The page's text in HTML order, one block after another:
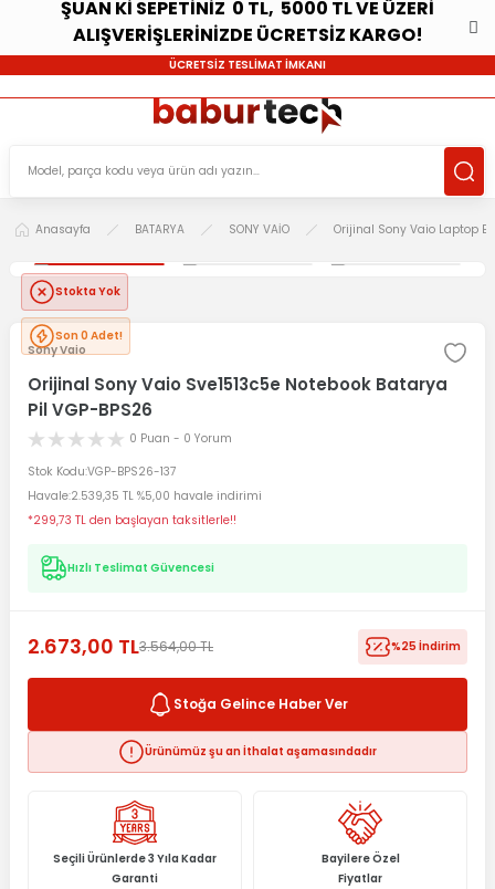
ŞUAN Kİ SEPETİNİZ 0 TL, 5000 TL VE ÜZERİ
ALIŞVERİŞLERİNİZDE ÜCRETSİZ KARGO!
ÜCRETSİZ TESLİMAT İMKANI
Anasayfa BATARYA SONY VAİO Orijinal Sony Vaio Laptop
Stokta Yok
Son 0 Adet!
Sony Vaio
Orijinal Sony Vaio Sve1513c5e Notebook Batarya
Pil VGP-BPS26
0 Puan - 0 Yorum
Stok Kodu VGP-BPS26-137
Havale 2.539,35 TL %5,00 havale indirimi
*299,73 TL den başlayan taksitlerle!!
Hızlı Teslimat Güvencesi
2.673,00 TL3.564,00 TL %25 İndirim
Stoğa Gelince Haber Ver
Ürünümüz şu an İthalat aşamasındadır
Seçili Ürünlerde 3 Yıla Kadar
Garanti
Bayilere Özel
Fiyatlar